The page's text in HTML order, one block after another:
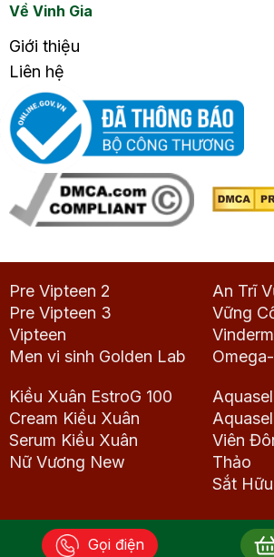
Về Vinh Gia
Giới thiệu
Liên hệ
Pre Vipteen 2
Pre Vipteen 3
Vipteen
Men vi sinh Golden Lab
An Trĩ
Vững
Kiều Xuân EstroG 100
Cream Kiều Xuân
Serum Kiều Xuân
Nữ Vương New
Viên
Thảo
Sắt
Copyright 2026 © Dược phẩm Vinh Gia.
Gọi điện